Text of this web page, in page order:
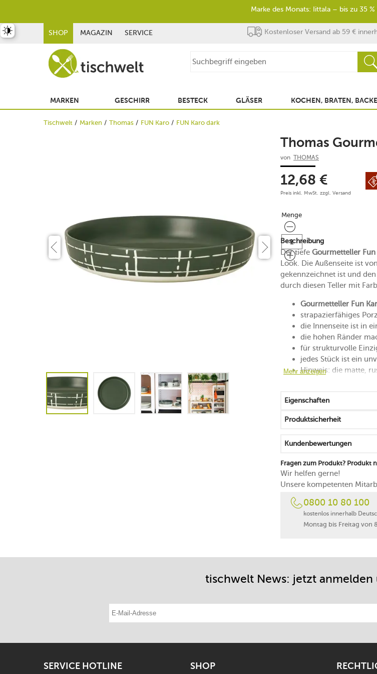
SHOP MAGAZIN SERVICE Kostenloser Versand ab 59 €
MARKEN GESCHIRR BESTECK GLÄSER KOCHEN, BRATEN,
Tischwelt Marken Thomas FUN Karo FUN Karo dark
Thomas
von THOMAS
12,68 €
Preis inkl. MwSt. zzgl. Versand
Menge
Menge
Beschreibung
Der tiefe Gourmetteller
Look. Die Außenseite ist
gekennzeichnet ist und
durch diesen Teller mit
Gourmetteller Fun
strapazierfähiges
die Innenseite ist in
die hohen Ränder
für strukturvolle
jedes Stück ist ein
Hinweis: die matte,
spülmaschinenfest
Mehr anzeigen
Eigenschaften
Produktsicherheit
Kundenbewertungen
Fragen zum Produkt? Produkt
Wir helfen gerne!
Unsere kompetenten
0800 10 80 100
kostenlos innerhalb
Montag bis Freitag von
tischwelt News: jetzt anmelden
E-Mail-Adresse eintragen
SERVICE HOTLINE SHOP
umschalten
Marke des Monats: Iittala – bis zu 35